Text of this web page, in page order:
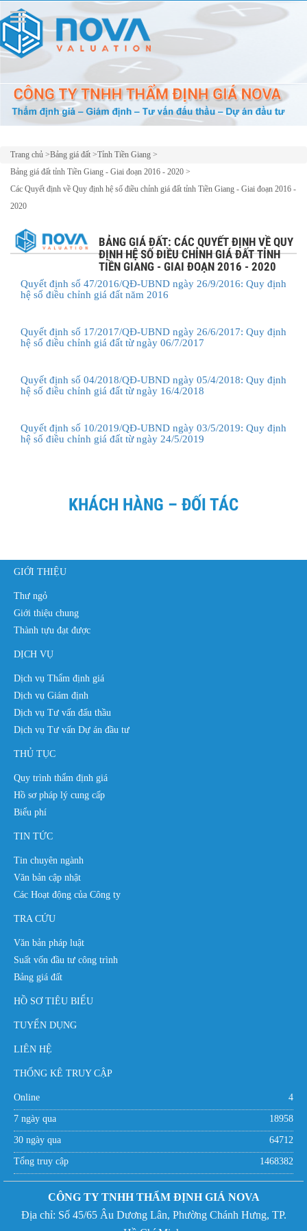
Trang chủ >Bảng giá đất >Tỉnh Tiền Giang >
Bảng giá đất tỉnh Tiền Giang - Giai đoạn 2016 - 2020 >
Các Quyết định về Quy định hệ số điều chỉnh giá đất tỉnh Tiền Giang - Giai đoạn 2016 -
2020
BẢNG GIÁ ĐẤT: CÁC QUYẾT ĐỊNH VỀ QUY
ĐỊNH HỆ SỐ ĐIỀU CHỈNH GIÁ ĐẤT TỈNH
TIỀN GIANG - GIAI ĐOẠN 2016 - 2020
Quyết định số 47/2016/QĐ-UBND ngày 26/9/2016: Quy định
hệ số điều chỉnh giá đất năm 2016
Quyết định số 17/2017/QĐ-UBND ngày 26/6/2017: Quy định
hệ số điều chỉnh giá đất từ ngày 06/7/2017
Quyết định số 04/2018/QĐ-UBND ngày 05/4/2018: Quy định
hệ số điều chỉnh giá đất từ ngày 16/4/2018
Quyết định số 10/2019/QĐ-UBND ngày 03/5/2019: Quy định
hệ số điều chỉnh giá đất từ ngày 24/5/2019
KHÁCH HÀNG – ĐỐI TÁC
GIỚI THIỆU
Thư ngỏ
Giới thiệu chung
Thành tựu đạt được
DỊCH VỤ
Dịch vụ Thẩm định giá
Dịch vụ Giám định
Dịch vụ Tư vấn đấu thầu
Dịch vụ Tư vấn Dự án đầu tư
THỦ TỤC
Quy trình thẩm định giá
Hồ sơ pháp lý cung cấp
Biểu phí
TIN TỨC
Tin chuyên ngành
Văn bản cập nhật
Các Hoạt động của Công ty
TRA CỨU
Văn bản pháp luật
Suất vốn đầu tư công trình
Bảng giá đất
HỒ SƠ TIÊU BIỂU
TUYỂN DỤNG
LIÊN HỆ
THỐNG KÊ TRUY CẬP
Online 4
7 ngày qua 18958
30 ngày qua 64712
Tổng truy cập 1468382
CÔNG TY TNHH THẨM ĐỊNH GIÁ NOVA
Địa chỉ: Số 45/65 Âu Dương Lân, Phường Chánh Hưng, TP.